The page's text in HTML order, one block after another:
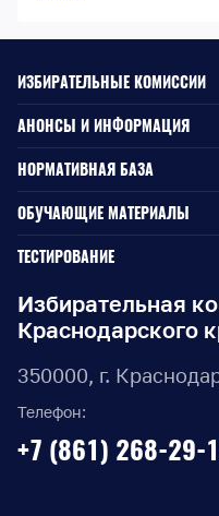
Избирательная
Краснодарского
350000, г.
Телефон:
+7 (861) 268-29-
ИЗБИРАТЕЛЬНЫЕ КОМИССИИ
АНОНСЫ И ИНФОРМАЦИЯ
НОРМАТИВНАЯ БАЗА
Законодательство РФ
Законодательство КК
Документы ЦИК России
Документы ИККК
Выборы Губернатора
Краснодарского края
ОБУЧАЮЩИЕ МАТЕРИАЛЫ
Для окружной
Для территориальной
Для участковой
ТЕСТИРОВАНИЕ
Для членов участковых